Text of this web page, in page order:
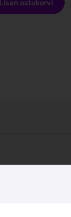
Lisan ostukorvi
GB põhimälu
sisseehitatud
mis on